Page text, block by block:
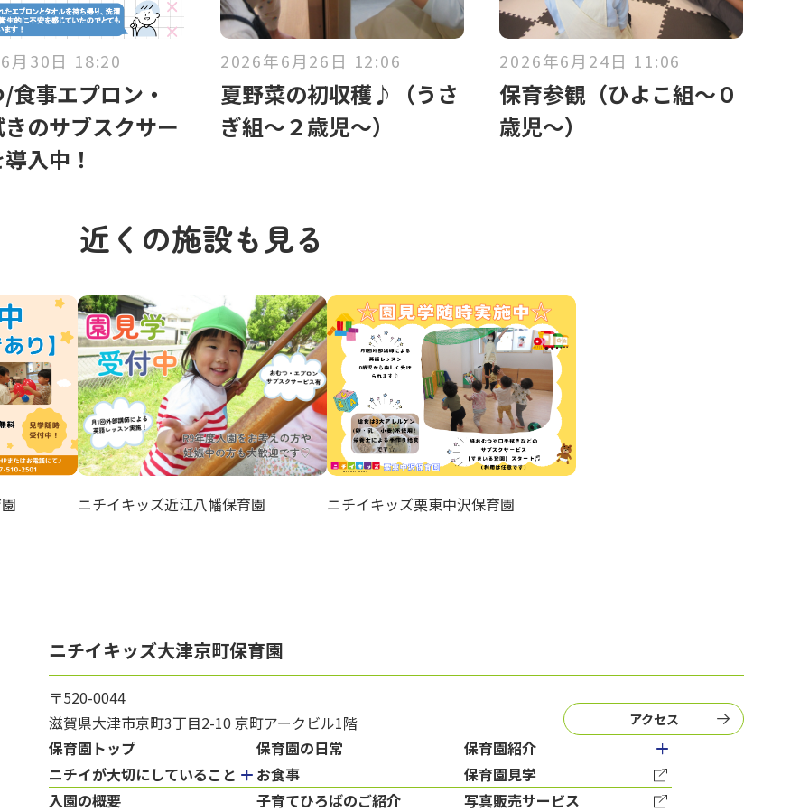
月30日 18:20
食事エプロン・
のサブスクサー
入中！
2026年6月26日 12:06
夏野菜の初収穫♪（うさ
ぎ組～２歳児～）
2026年6月24日 11:06
保育参観（ひよこ組～０
歳児～）
近くの施設も見る
ニチイキッズ近江八幡保育園 ニチイキッズ栗東中沢保育園
ニチイキッズ大津京町保育園
〒520-0044
滋賀県大津市京町3丁目2-10 京町アークビル1階
アクセス
保育園トップ 保育園の日常
保育園紹介
ニチイが大切にしていること
お食事
保育園見学
入園の概要
子育てひろばのご紹介 写真販売サービス